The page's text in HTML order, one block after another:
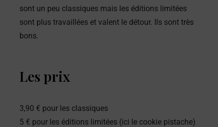
sont un peu classiques mais les éditions limitées
sont plus travaillées et valent le détour. Ils sont très
bons.
Les prix
3,90 € pour les classiques
5 € pour les éditions limitées (ici le cookie pistache)